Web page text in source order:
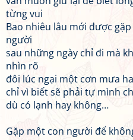
từng vui
Bao nhiêu lâu mới được
người
sau những ngày chỉ đi mà
nhìn rõ
đôi lúc ngại một cơn mưa
chỉ vì biết sẽ phải tự mình
dù có lạnh hay không…
Gặp một con người để